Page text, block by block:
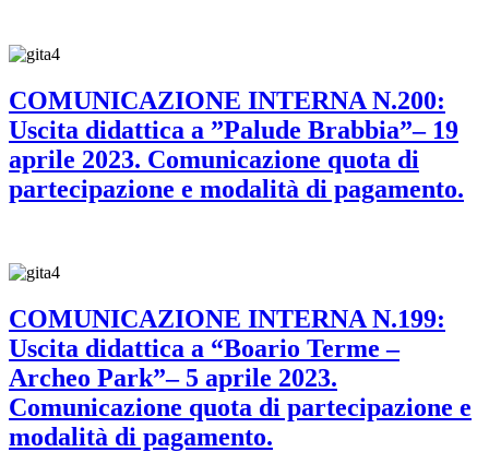
COMUNICAZIONE INTERNA N.200:
Uscita didattica a ”Palude Brabbia”– 19
aprile 2023. Comunicazione quota di
partecipazione e modalità di pagamento.
COMUNICAZIONE INTERNA N.199:
Uscita didattica a “Boario Terme –
Archeo Park”– 5 aprile 2023.
Comunicazione quota di partecipazione e
modalità di pagamento.